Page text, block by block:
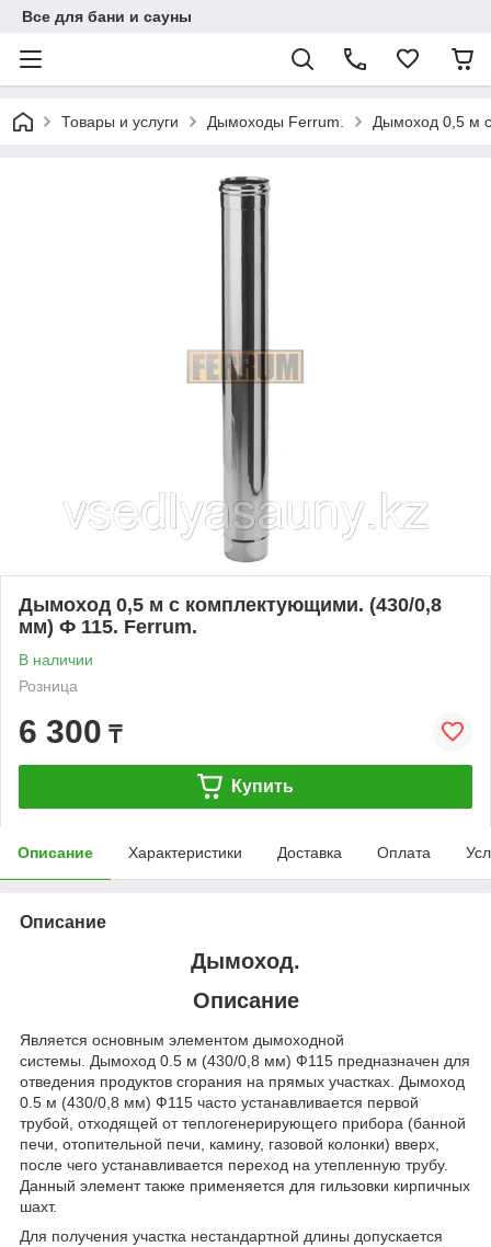
Все для бани и сауны
Товары и услуги Дымоходы Ferrum. Дымоход 0,5 м
Дымоход 0,5 м с комплектующими. (430/0,8
мм) Ф 115. Ferrum.
В наличии
Розница
6 300 ₸
Купить
Описание Характеристики Доставка Оплата
Описание
Дымоход.
Описание
Является основным элементом дымоходной
системы. Дымоход 0.5 м (430/0,8 мм) Ф115 предназначен для
отведения продуктов сгорания на прямых участках. Дымоход
0.5 м (430/0,8 мм) Ф115 часто устанавливается первой
трубой, отходящей от теплогенерирующего прибора (банной
печи, отопительной печи, камину, газовой колонки) вверх,
после чего устанавливается переход на утепленную трубу.
Данный элемент также применяется для гильзовки кирпичных
шахт.
Для получения участка нестандартной длины допускается